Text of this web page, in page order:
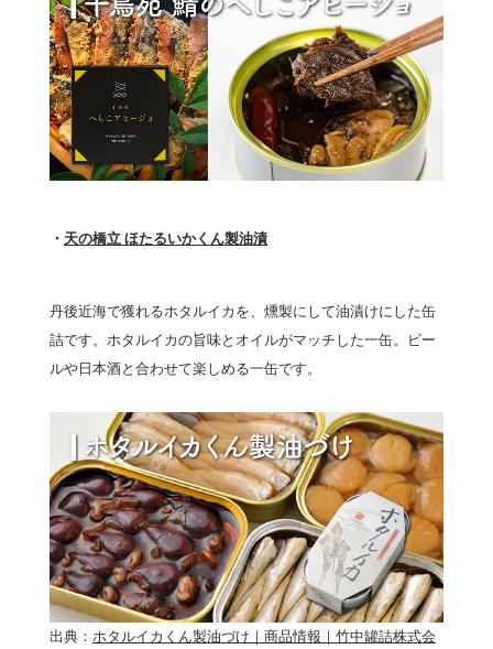
・ 天の橋立 ほたるいかくん製油漬
丹後近海で獲れるホタルイカを、燻製にして油漬けにした缶
詰です。ホタルイカの旨味とオイルがマッチした一缶。ビー
ルや日本酒と合わせて楽しめる一缶です。
出典： ホタルイカくん製油づけ｜商品情報｜竹中罐詰株式会